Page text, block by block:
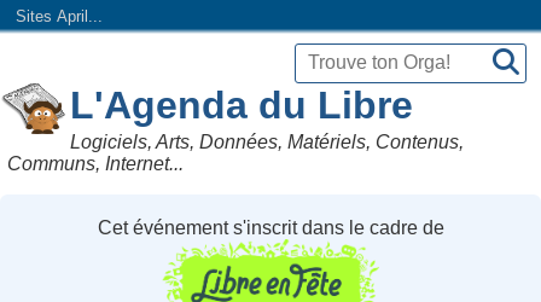
Sites April...
L'Agenda du Libre
Logiciels, Arts, Données, Matériels, Contenus,
Communs, Internet...
Cet événement s'inscrit dans le cadre de